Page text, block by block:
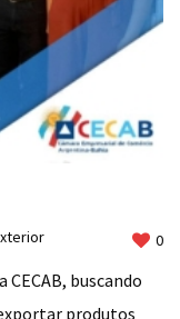
0
buscando
produtos